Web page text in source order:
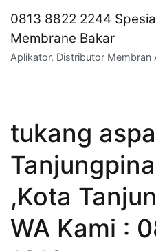
content
0813 8822 2244
Membrane Bakar
Aplikator, Distributor Membran
tukang
,Kota
WA Kami :